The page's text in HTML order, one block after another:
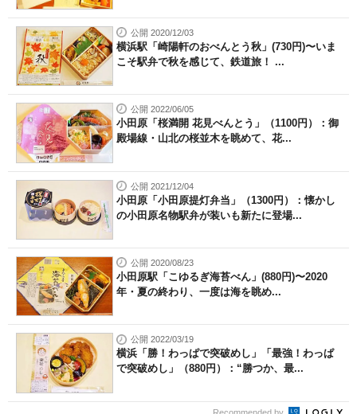
公開 2020/12/03
横浜駅「崎陽軒のおべんとう秋」(730円)〜いま
こそ駅弁で秋を感じて、鉄道旅！ ...
公開 2022/06/05
小田原「桜満開 花見べんとう」（1100円）：御
殿場線・山北の桜並木を眺めて、花...
公開 2021/12/04
小田原「小田原提灯弁当」（1300円）：懐かし
の小田原名物駅弁が装いも新たに登場...
公開 2020/08/23
小田原駅「こゆるぎ海苔べん」(880円)〜2020
年・夏の終わり、一度は海を眺め...
公開 2022/03/19
横浜「勝！わっぱで突破めし」「最強！わっぱ
で突破めし」（880円）：“勝つか、最...